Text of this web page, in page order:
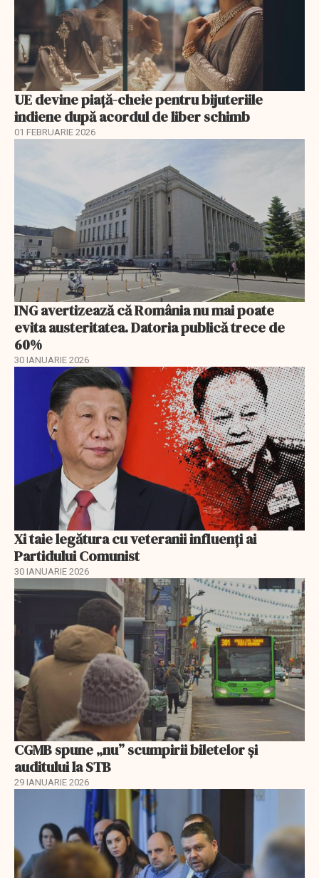
UE devine piață-cheie pentru bijuteriile
indiene după acordul de liber schimb
01 FEBRUARIE 2026
ING avertizează că România nu mai poate
evita austeritatea. Datoria publică trece de
60%
30 IANUARIE 2026
Xi taie legătura cu veteranii influenți ai
Partidului Comunist
30 IANUARIE 2026
CGMB spune „nu” scumpirii biletelor și
auditului la STB
29 IANUARIE 2026